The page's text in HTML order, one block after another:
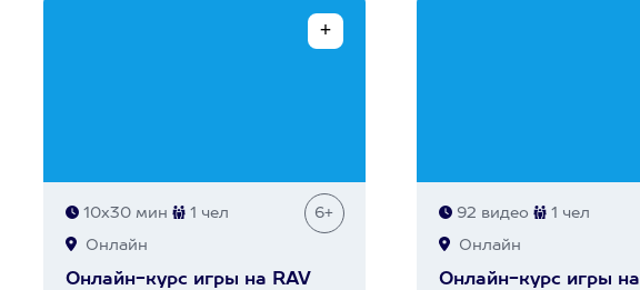
10х30 мин 1 чел 6+
Онлайн
Онлайн-курс игры на RAV
92 видео 1 чел
Онлайн
Онлайн-курс игры на